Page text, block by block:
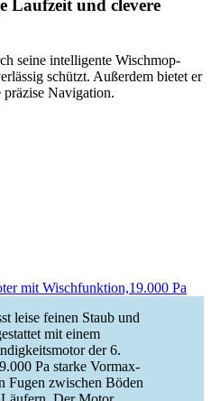
Laufzeit und clevere
seine intelligente Wischmop-
schützt. Außerdem bietet er
Navigation.
mit Wischfunktion,19.000 Pa
leise feinen Staub und
mit einem
der 6.
Pa starke Vormax-
Fugen zwischen Böden